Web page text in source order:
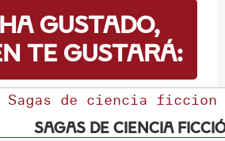
gustado,
te gustará:
Sagas de ciencia